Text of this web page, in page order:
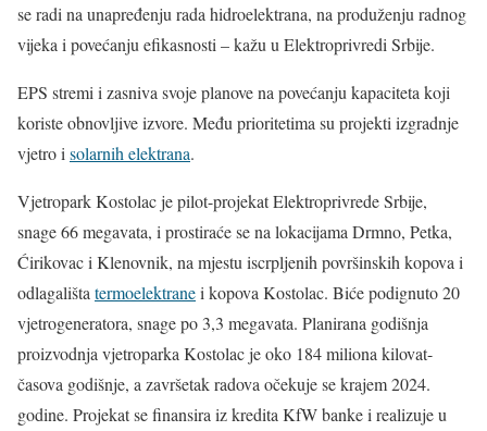
se radi na unapređenju rada hidroelektrana, na produženju radnog
vijeka i povećanju efikasnosti – kažu u Elektroprivredi Srbije.
EPS stremi i zasniva svoje planove na povećanju kapaciteta koji
koriste obnovljive izvore. Među prioritetima su projekti izgradnje
vjetro i solarnih elektrana.
Vjetropark Kostolac je pilot-projekat Elektroprivrede Srbije,
snage 66 megavata, i prostiraće se na lokacijama Drmno, Petka,
Ćirikovac i Klenovnik, na mjestu iscrpljenih površinskih kopova i
odlagališta termoelektranei kopova Kostolac. Biće podignuto 20
vjetrogeneratora, snage po 3,3 megavata. Planirana godišnja
proizvodnja vjetroparka Kostolac je oko 184 miliona kilovat-
časova godišnje, a završetak radova očekuje se krajem 2024.
godine. Projekat se finansira iz kredita KfW banke i realizuje u